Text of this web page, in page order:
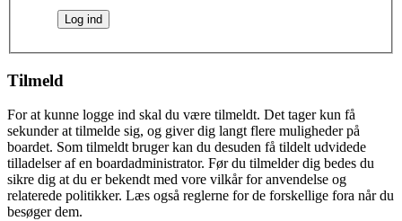
Tilmeld
For at kunne logge ind skal du være tilmeldt. Det tager kun få
sekunder at tilmelde sig, og giver dig langt flere muligheder på
boardet. Som tilmeldt bruger kan du desuden få tildelt udvidede
tilladelser af en boardadministrator. Før du tilmelder dig bedes du
sikre dig at du er bekendt med vore vilkår for anvendelse og
relaterede politikker. Læs også reglerne for de forskellige fora når du
besøger dem.